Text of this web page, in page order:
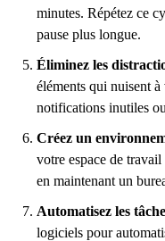
minutes. Répétez ce
pause plus longue.
Éliminez les
éléments qui nuisent
notifications inutiles
Créez un
votre espace de
en maintenant un
Automatisez les
logiciels pour